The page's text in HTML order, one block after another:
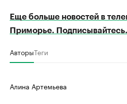
Еще больше новостей в
Приморье. Подписывайтесь.
АвторыТеги
Алина Артемьева